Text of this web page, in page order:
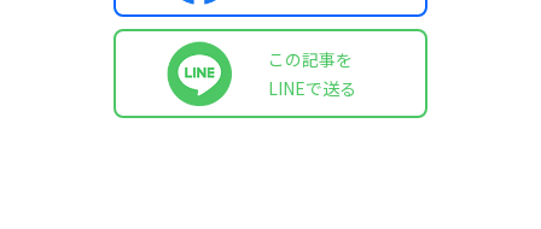
この記事を
LINEで送る